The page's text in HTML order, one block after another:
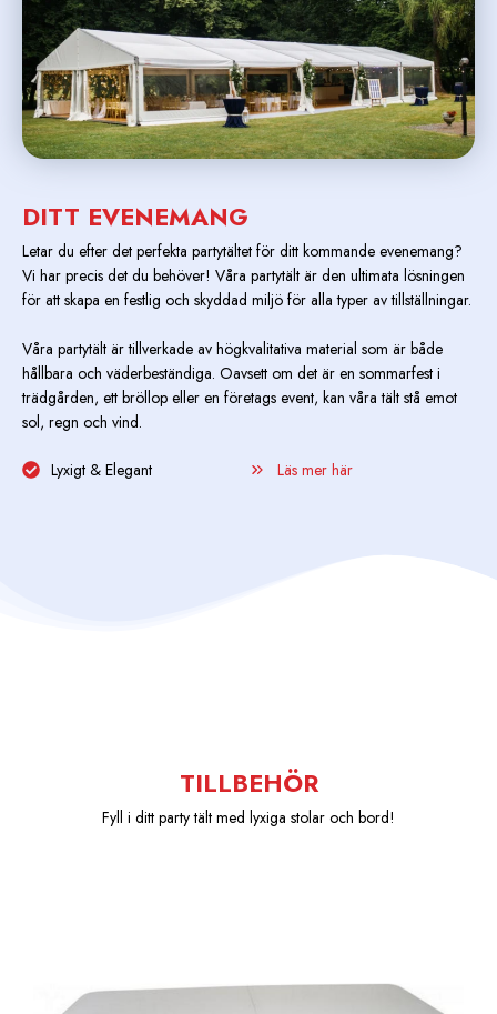
DITT EVENEMANG
Letar du efter det perfekta partytältet för ditt kommande evenemang?
Vi har precis det du behöver! Våra partytält är den ultimata lösningen
för att skapa en festlig och skyddad miljö för alla typer av tillställningar.
Våra partytält är tillverkade av högkvalitativa material som är både
hållbara och väderbeständiga. Oavsett om det är en sommarfest i
trädgården, ett bröllop eller en företags event, kan våra tält stå emot
sol, regn och vind.
Lyxigt & Elegant Läs mer här
TILLBEHÖR
Fyll i ditt party tält med lyxiga stolar och bord!